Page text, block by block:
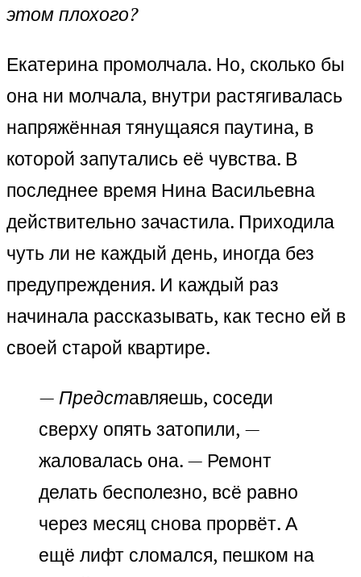
этом плохого?
Екатерина промолчала. Но, сколько бы
она ни молчала, внутри растягивалась
напряжённая тянущаяся паутина, в
которой запутались её чувства. В
последнее время Нина Васильевна
действительно зачастила. Приходила
чуть ли не каждый день, иногда без
предупреждения. И каждый раз
начинала рассказывать, как тесно ей в
своей старой квартире.
— Представляешь, соседи
сверху опять затопили, —
жаловалась она. — Ремонт
делать бесполезно, всё равно
через месяц снова прорвёт. А
ещё лифт сломался, пешком на